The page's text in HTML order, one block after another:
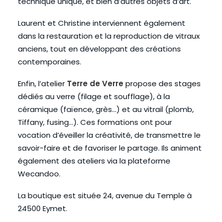
Laurent et Christine interviennent également
dans la restauration et la reproduction de vitraux
anciens, tout en développant des créations
contemporaines.
Enfin, l’atelier Terre de Verre propose des stages
dédiés au verre (filage et soufflage), à la
céramique (faïence, grès…) et au vitrail (plomb,
Tiffany, fusing…). Ces formations ont pour
vocation d’éveiller la créativité, de transmettre le
savoir-faire et de favoriser le partage. Ils animent
également des ateliers via la plateforme
Wecandoo.
La boutique est située 24, avenue du Temple à
24500 Eymet.